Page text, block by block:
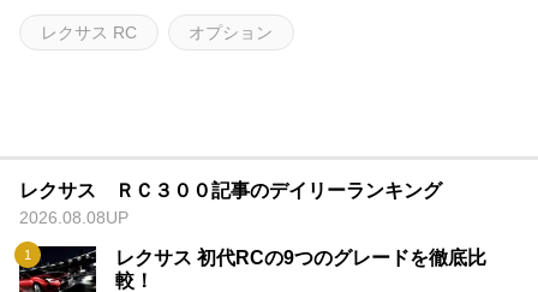
レクサス RC オプション
レクサス ＲＣ３００記事のデイリーランキング
2026.08.08UP
レクサス 初代RCの9つのグレードを徹底比
較！